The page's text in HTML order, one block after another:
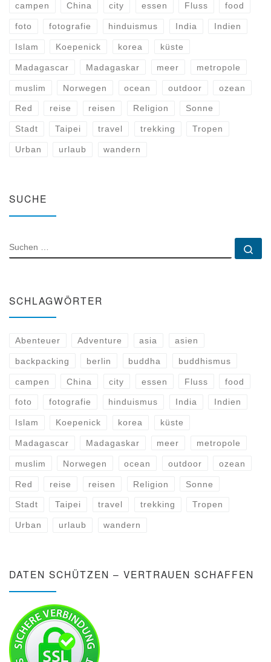
campen China city essen Fluss food
foto fotografie hinduismus India Indien
Islam Koepenick korea küste
Madagascar Madagaskar meer metropole
muslim Norwegen ocean outdoor ozean
Red reise reisen Religion Sonne
Stadt Taipei travel trekking Tropen
Urban urlaub wandern
SUCHE
SUCHE
SCHLAGWÖRTER
Abenteuer Adventure asia asien
backpacking berlin buddha buddhismus
campen China city essen Fluss food
foto fotografie hinduismus India Indien
Islam Koepenick korea küste
Madagascar Madagaskar meer metropole
muslim Norwegen ocean outdoor ozean
Red reise reisen Religion Sonne
Stadt Taipei travel trekking Tropen
Urban urlaub wandern
DATEN SCHÜTZEN – VERTRAUEN SCHAFFEN